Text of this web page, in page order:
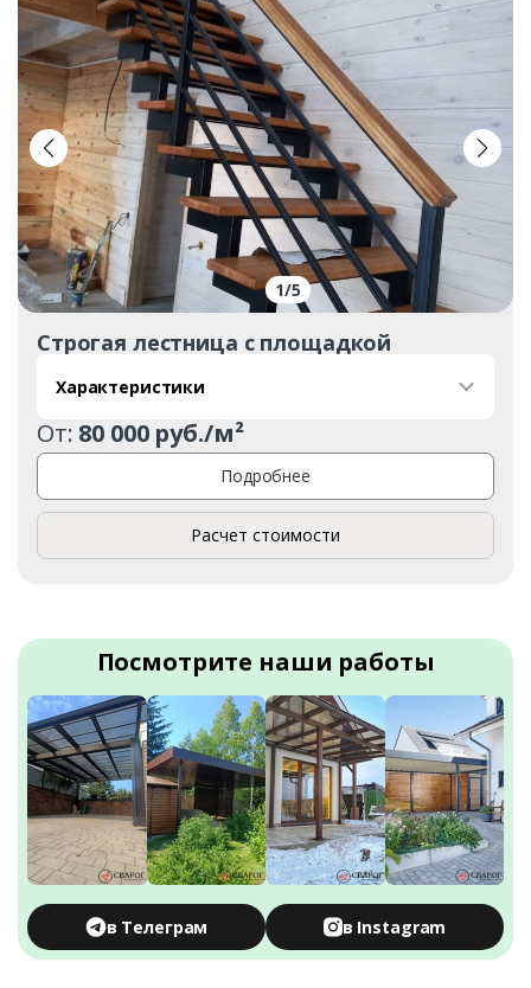
Посмотрите наши работы
в Телеграм в Instagram
1/5
Строгая лестница с площадкой
Характеристики
От: 80 000 руб./м²
Подробнее
Расчет стоимости